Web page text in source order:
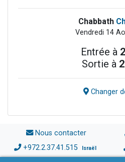
Chabbath
Vendredi 14
Entrée à
Sortie à
Changer
Nous contacter
+972.2.37.41.515 Israël